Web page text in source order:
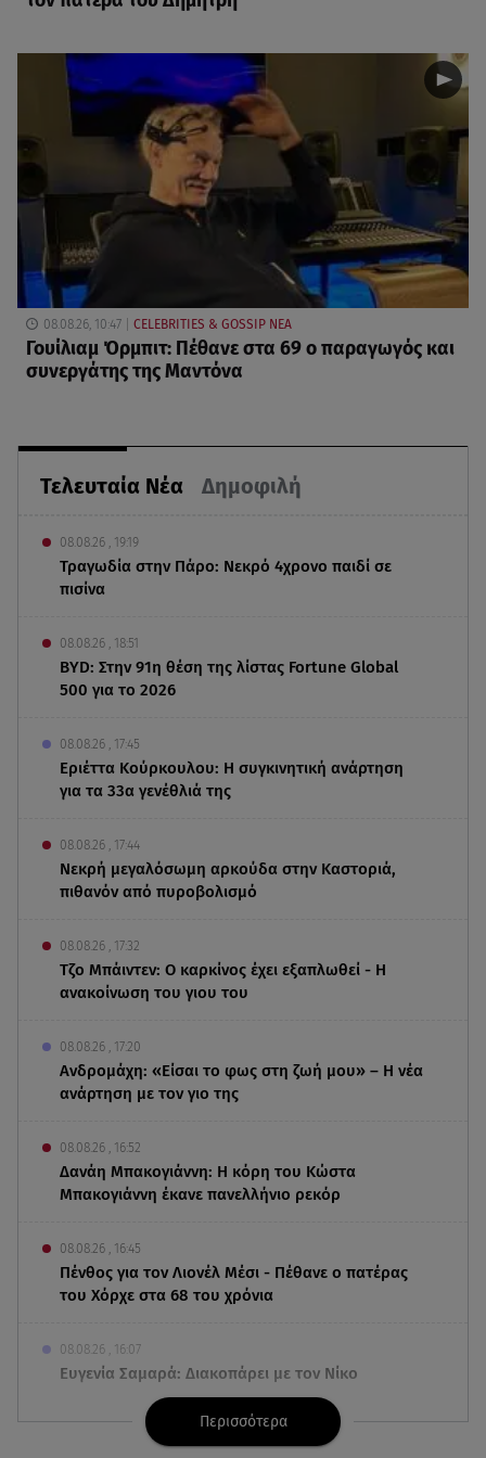
Τελευταία Νέα Δημοφιλή
08.08.26 , 19:19
Τραγωδία στην Πάρο: Νεκρό 4χρονο παιδί σε
πισίνα
08.08.26 , 18:51
BYD: Στην 91η θέση της λίστας Fortune Global
500 για το 2026
08.08.26 , 17:45
Εριέττα Κούρκουλου: Η συγκινητική ανάρτηση
για τα 33α γενέθλιά της
08.08.26 , 17:44
Νεκρή μεγαλόσωμη αρκούδα στην Καστοριά,
πιθανόν από πυροβολισμό
08.08.26 , 17:32
Τζο Μπάιντεν: Ο καρκίνος έχει εξαπλωθεί - Η
ανακοίνωση του γιου του
08.08.26 , 17:20
Ανδρομάχη: «Είσαι το φως στη ζωή μου» – Η νέα
ανάρτηση με τον γιο της
08.08.26 , 16:52
Δανάη Μπακογιάννη: Η κόρη του Κώστα
Μπακογιάννη έκανε πανελλήνιο ρεκόρ
08.08.26 , 16:45
Πένθος για τον Λιονέλ Μέσι - Πέθανε ο πατέρας
του Χόρχε στα 68 του χρόνια
08.08.26 , 16:07
Ευγενία Σαμαρά: Διακοπάρει με τον Νίκο
Μουτσινά - Πού βρίσκονται;
Περισσότερα
08.08.26, 10:47 CELEBRITIES & GOSSIP ΝΕΑ
Γουίλιαμ Όρμπιτ: Πέθανε στα 69 ο παραγωγός και
συνεργάτης της Μαντόνα